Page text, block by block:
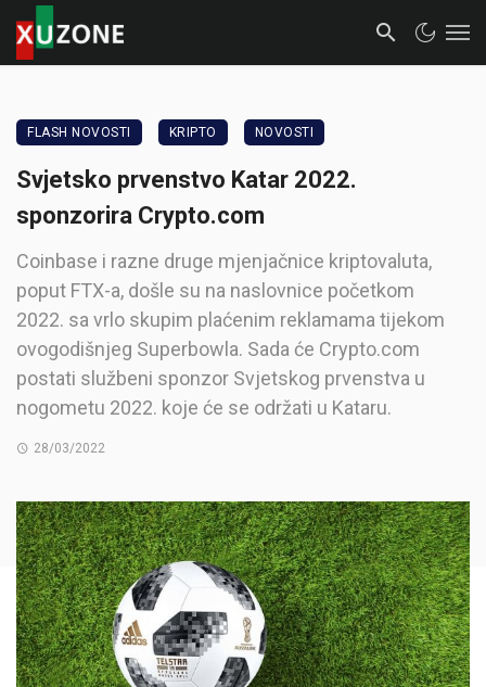
FLASH NOVOSTI KRIPTO NOVOSTI
Svjetsko prvenstvo Katar 2022.
sponzorira Crypto.com
Coinbase i razne druge mjenjačnice kriptovaluta,
poput FTX-a, došle su na naslovnice početkom
2022. sa vrlo skupim plaćenim reklamama tijekom
ovogodišnjeg Superbowla. Sada će Crypto.com
postati službeni sponzor Svjetskog prvenstva u
nogometu 2022. koje će se održati u Kataru.
28/03/2022